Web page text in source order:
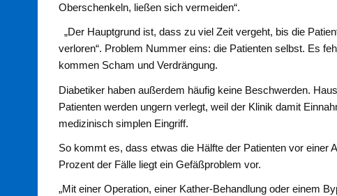
Oberschenkeln, ließen sich vermeiden“.
„Der Hauptgrund ist, dass zu viel Zeit vergeht, bis die
verloren“. Problem Nummer eins: die Patienten selbst. Es
kommen Scham und Verdrängung.
Diabetiker haben außerdem häufig keine Beschwerden.
Patienten werden ungern verlegt, weil der Klinik damit
medizinisch simplen Eingriff.
So kommt es, dass etwas die Hälfte der Patienten vor
Prozent der Fälle liegt ein Gefäßproblem vor.
„Mit einer Operation, einer Kather-Behandlung oder einem